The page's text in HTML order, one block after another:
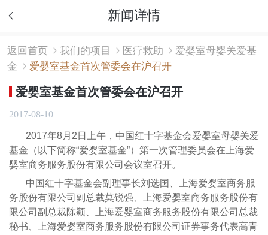
新闻详情
返回首页 我们的项目 医疗救助
爱婴室母婴关爱基
金
爱婴室基金首次管委会在沪召开
爱婴室基金首次管委会在沪召开
2017-08-10
2017年8月2日上午，中国红十字基金会爱婴室母婴关爱
基金（以下简称“爱婴室基金”）第一次管理委员会在上海爱
婴室商务服务股份有限公司会议室召开。
中国红十字基金会副理事长刘选国、上海爱婴室商务服
务股份有限公司副总裁莫锐强、上海爱婴室商务服务股份有
限公司副总裁陈颖、上海爱婴室商务服务股份有限公司总裁
秘书、上海爱婴室商务服务股份有限公司证券事务代表高青